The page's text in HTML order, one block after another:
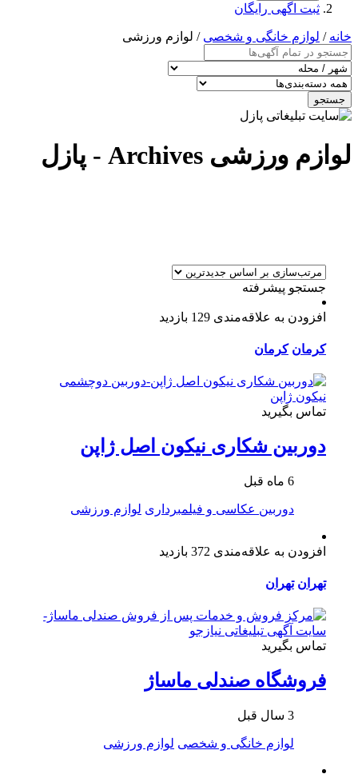
ثبت اگهی رایگان
خانه / لوازم خانگی و شخصی / لوازم ورزشی
جستجو
لوازم ورزشی Archives - پازل
جستجو پیشرفته
افزودن به علاقه‌مندی 129 بازدید
کرمان کرمان
تماس بگیرید
دوربین شکاری نیکون اصل ژاپن
6 ماه قبل
دوربین عکاسی و فیلمبرداری لوازم ورزشی
افزودن به علاقه‌مندی 372 بازدید
تهران تهران
تماس بگیرید
فروشگاه صندلی ماساژ
3 سال قبل
لوازم خانگی و شخصی لوازم ورزشی